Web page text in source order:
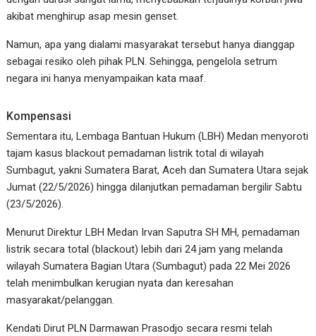
akibat menghirup asap mesin genset.
Namun, apa yang dialami masyarakat tersebut hanya dianggap
sebagai resiko oleh pihak PLN. Sehingga, pengelola setrum
negara ini hanya menyampaikan kata maaf.
Kompensasi
Sementara itu, Lembaga Bantuan Hukum (LBH) Medan menyoroti
tajam kasus blackout pemadaman listrik total di wilayah
Sumbagut, yakni Sumatera Barat, Aceh dan Sumatera Utara sejak
Jumat (22/5/2026) hingga dilanjutkan pemadaman bergilir Sabtu
(23/5/2026).
Menurut Direktur LBH Medan Irvan Saputra SH MH, pemadaman
listrik secara total (blackout) lebih dari 24 jam yang melanda
wilayah Sumatera Bagian Utara (Sumbagut) pada 22 Mei 2026
telah menimbulkan kerugian nyata dan keresahan
masyarakat/pelanggan.
Kendati Dirut PLN Darmawan Prasodjo secara resmi telah